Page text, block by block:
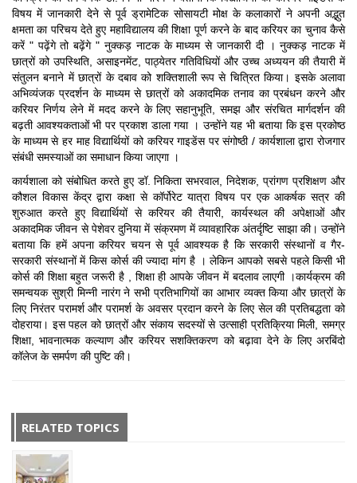
विषय में जानकारी देने से पूर्व ड्रामेटिक सोसायटी मोक्ष के कलाकारों ने अपनी अद्भुत
क्षमता का परिचय देते हुए महाविद्यालय की शिक्षा पूर्ण करने के बाद करियर का चुनाव कैसे
करें " पढ़ेंगे तो बढ़ेंगे " नुक्कड़ नाटक के माध्यम से जानकारी दी । नुक्कड़ नाटक में
छात्रों को उपस्थिति, असाइनमेंट, पाठ्येतर गतिविधियों और उच्च अध्ययन की तैयारी में
संतुलन बनाने में छात्रों के दबाव को शक्तिशाली रूप से चित्रित किया। इसके अलावा
अभिव्यंजक प्रदर्शन के माध्यम से छात्रों को अकादमिक तनाव का प्रबंधन करने और
करियर निर्णय लेने में मदद करने के लिए सहानुभूति, समझ और संरचित मार्गदर्शन की
बढ़ती आवश्यकताओं भी पर प्रकाश डाला गया । उन्होंने यह भी बताया कि इस प्रकोष्ठ
के माध्यम से हर माह विद्यार्थियों को करियर गाइडेंस पर संगोष्ठी / कार्यशाला द्वारा रोजगार
संबंधी समस्याओं का समाधान किया जाएगा ।
कार्यशाला को संबोधित करते हुए डॉ. निकिता सभरवाल, निदेशक, प्रांगण प्रशिक्षण और
कौशल विकास केंद्र द्वारा कक्षा से कॉर्पोरेट यात्रा विषय पर एक आकर्षक सत्र की
शुरुआत करते हुए विद्यार्थियों से करियर की तैयारी, कार्यस्थल की अपेक्षाओं और
अकादमिक जीवन से पेशेवर दुनिया में संक्रमण में व्यावहारिक अंतर्दृष्टि साझा की। उन्होंने
बताया कि हमें अपना करियर चयन से पूर्व आवश्यक है कि सरकारी संस्थानों व गैर-
सरकारी संस्थानों में किस कोर्स की ज्यादा मांग है । लेकिन आपको सबसे पहले किसी भी
कोर्स की शिक्षा बहुत जरूरी है , शिक्षा ही आपके जीवन में बदलाव लाएगी ।कार्यक्रम की
समन्वयक सुश्री मिन्नी नारंग ने सभी प्रतिभागियों का आभार व्यक्त किया और छात्रों के
लिए निरंतर परामर्श और परामर्श के अवसर प्रदान करने के लिए सेल की प्रतिबद्धता को
दोहराया। इस पहल को छात्रों और संकाय सदस्यों से उत्साही प्रतिक्रिया मिली, समग्र
शिक्षा, भावनात्मक कल्याण और करियर सशक्तिकरण को बढ़ावा देने के लिए अरबिंदो
कॉलेज के समर्पण की पुष्टि की।
RELATED TOPICS